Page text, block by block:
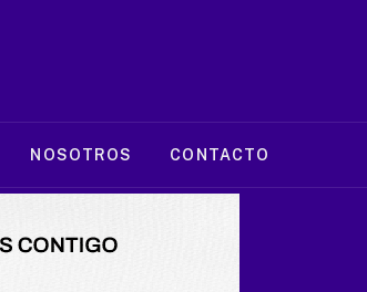
NOSOTROS CONTACTO